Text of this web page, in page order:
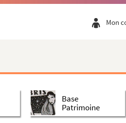
Mon
Base
Patrimoine
9 may 1788.
halles. Sur l’air des a...